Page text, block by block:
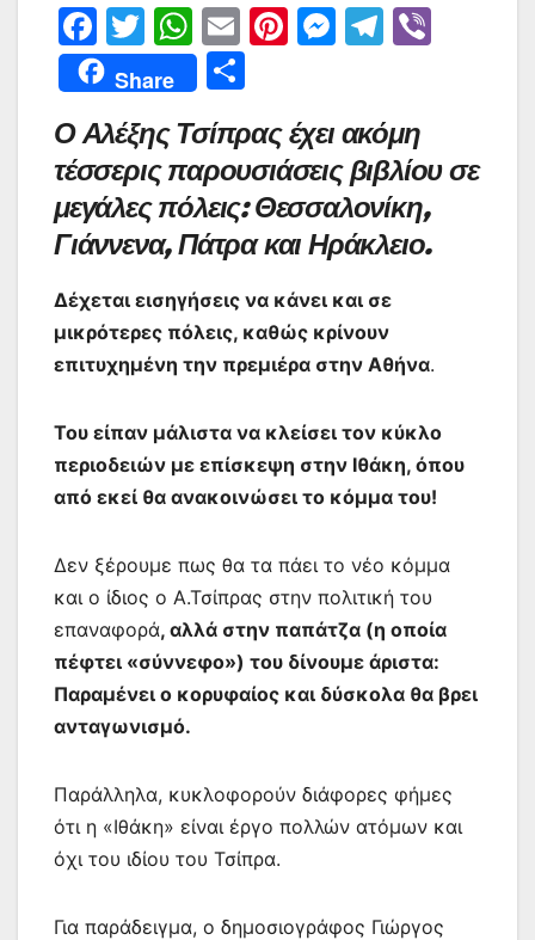
F
a
c
e
b
o
o
k
T
w
itt
er
W
h
at
s
A
p
p
E
m
ai
l
Pi
e
st
M
s
e
n
g
er
T
gr
a
m
Share
ρ
α
σ
τε
ίτ
ε
Ο Αλέξης Τσίπρας έχει ακόμη
τέσσερις παρουσιάσεις βιβλίου σε
μεγάλες πόλεις: Θεσσαλονίκη,
Γιάννενα, Πάτρα και Ηράκλειο.
Δέχεται εισηγήσεις να κάνει και σε
μικρότερες πόλεις, καθώς κρίνουν
επιτυχημένη την πρεμιέρα στην Αθήνα.
Του είπαν μάλιστα να κλείσει τον κύκλο
περιοδειών με επίσκεψη στην Ιθάκη, όπου
από εκεί θα ανακοινώσει το κόμμα του!
Δεν ξέρουμε πως θα τα πάει το νέο κόμμα
και ο ίδιος ο Α.Τσίπρας στην πολιτική του
επαναφορά, αλλά στην παπάτζα (η οποία
πέφτει «σύννεφο») του δίνουμε άριστα:
Παραμένει ο κορυφαίος και δύσκολα θα βρει
ανταγωνισμό.
Παράλληλα, κυκλοφορούν διάφορες φήμες
ότι η «Ιθάκη» είναι έργο πολλών ατόμων και
όχι του ιδίου του Τσίπρα.
Για παράδειγμα, ο δημοσιογράφος Γιώργος